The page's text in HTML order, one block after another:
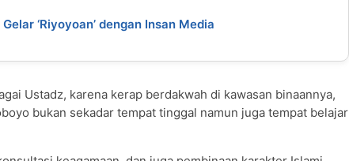
‘Riyoyoan’ dengan Insan Media
Ustadz, karena kerap berdakwah di kawasan binaannya,
bukan sekadar tempat tinggal namun juga tempat belajar